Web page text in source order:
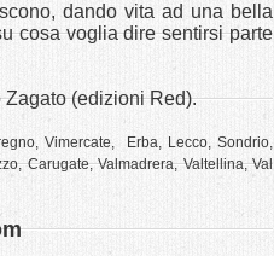
dando vita ad una bella
cosa voglia dire sentirsi parte
Zagato (edizioni Red).
Vimercate, Erba, Lecco, Sondrio,
Carugate, Valmadrera, Valtellina, Val